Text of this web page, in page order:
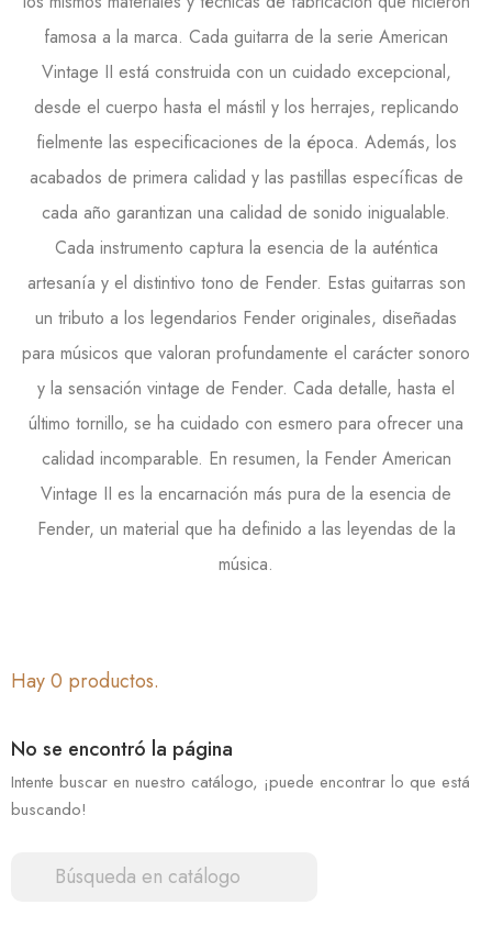
famosa a la marca. Cada guitarra de la serie American
Vintage II está construida con un cuidado excepcional,
desde el cuerpo hasta el mástil y los herrajes, replicando
fielmente las especificaciones de la época. Además, los
acabados de primera calidad y las pastillas específicas de
cada año garantizan una calidad de sonido inigualable.
Cada instrumento captura la esencia de la auténtica
artesanía y el distintivo tono de Fender. Estas guitarras son
un tributo a los legendarios Fender originales, diseñadas
para músicos que valoran profundamente el carácter sonoro
y la sensación vintage de Fender. Cada detalle, hasta el
último tornillo, se ha cuidado con esmero para ofrecer una
calidad incomparable. En resumen, la Fender American
Vintage II es la encarnación más pura de la esencia de
Fender, un material que ha definido a las leyendas de la
música.
Hay 0 productos.
No se encontró la página
Intente buscar en nuestro catálogo, ¡puede encontrar lo que está
buscando!